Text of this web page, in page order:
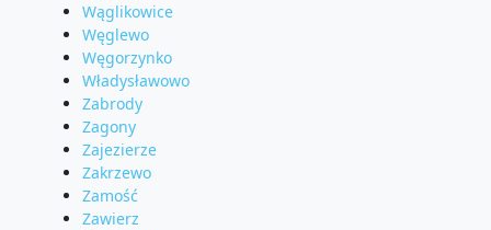
Wąglikowice
Węglewo
Węgorzynko
Władysławowo
Zabrody
Zagony
Zajezierze
Zakrzewo
Zamość
Zawierz